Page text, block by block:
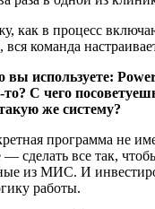
как в процесс
команда
используете:
то? С чего
же систему?
программа не
сделать все так,
из МИС. И
работы.